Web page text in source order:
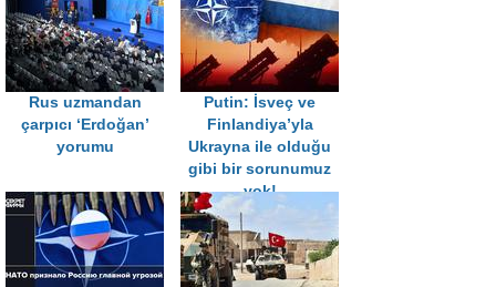
Rus uzmandan
çarpıcı ‘Erdoğan’
yorumu
Putin: İsveç ve
Finlandiya’yla
Ukrayna ile olduğu
gibi bir sorunumuz
yok!